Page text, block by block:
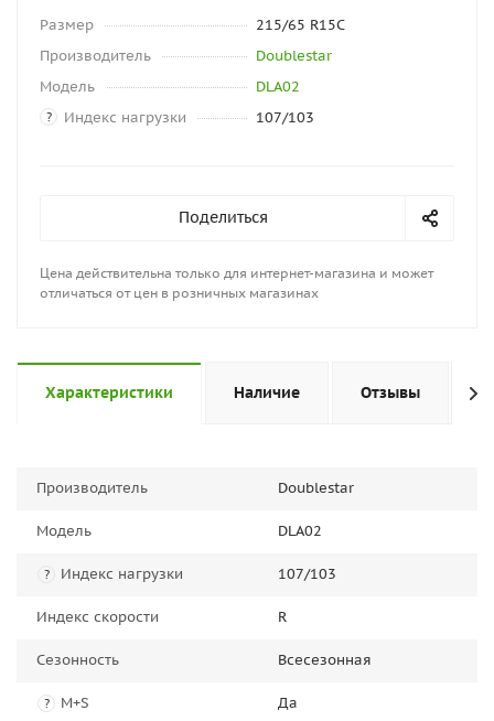
Размер
215/65 R15C
Производитель
Doublestar
Модель
DLA02
? Индекс нагрузки 107/103
Поделиться
Цена действительна только для интернет-магазина и может
отличаться от цен в розничных магазинах
Характеристики Наличие Отзывы
Производитель Doublestar
Модель DLA02
? Индекс нагрузки 107/103
Индекс скорости R
Сезонность Всесезонная
? M+S Да